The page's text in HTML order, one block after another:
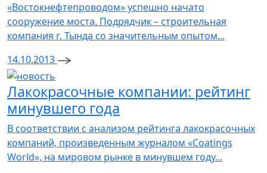
«Востокнефтепроводом» успешно начато
сооружение моста. Подрядчик – строительная
компания г. Тында со значительным опытом...
14.10.2013
Лакокрасочные компании: рейтинг
минувшего года
В соответствии с анализом рейтинга лакокрасочных
компаний, произведенным журналом «Coatings
World», на мировом рынке в минувшем году...